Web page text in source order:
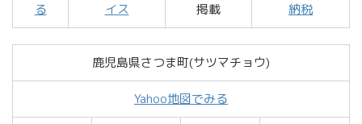
る
イス
掲載
納税
鹿児島県さつま町(サツマチョウ)
Yahoo地図でみる